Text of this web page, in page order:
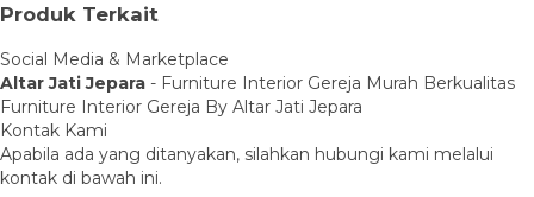
Produk Terkait
Social Media & Marketplace
Altar Jati Jepara - Furniture Interior Gereja Murah Berkualitas
Furniture Interior Gereja By Altar Jati Jepara
Kontak Kami
Apabila ada yang ditanyakan, silahkan hubungi kami melalui
kontak di bawah ini.